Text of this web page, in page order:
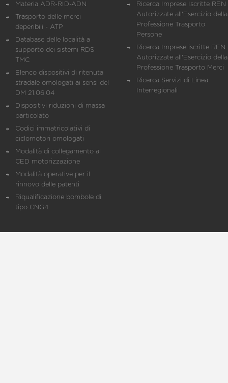
Materia ADR-RID-ADN
Trasporto delle merci
deperibili - ATP
Database delle località a
supporto dei sistemi RDS
TMC
Elenco dispositivi di ritenuta
stradale omologati ai sensi del
DM 21.06.04
Dispositivi riduzioni di massa
particolato
Codici immatricolativi di
ciclomotori omologati
Modalità di collegamento al
CED motorizzazione
Modalità operative per il
rinnovo delle patenti
Riqualificazione bombole di
tipo CNG4
Ricerca Imprese Iscritte REN
Autorizzate all'Esercizio della
Professione Trasporto
Persone
Ricerca Imprese iscritte REN
Autorizzate all'Esercizio della
Professione Trasporto Merci
Ricerca Servizi di Linea
Interregionali